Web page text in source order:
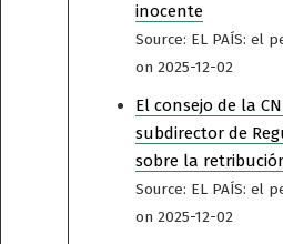
inocente
Source: EL PAÍS: el
on 2025-12-02
El consejo de la
subdirector de
sobre la
Source: EL PAÍS: el
on 2025-12-02